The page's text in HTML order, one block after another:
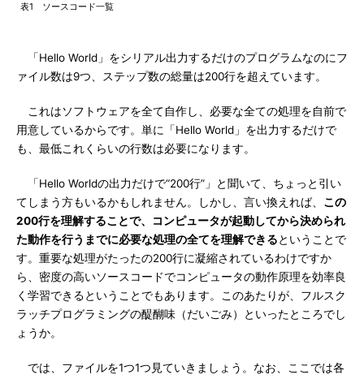
表1 ソースコード一覧
「Hello World」をシリアル出力するだけのプログラムなのにフ
ァイル数は9つ、ステップ数の総量は200行を超えています。
これはソフトウェアを全て自作し、必要な全ての処理を自前で
用意しているからです。単に「Hello World」を出力するだけで
も、最低これくらいの行数は必要になります。
「Hello Worldの出力だけで“200行”」と聞いて、ちょっと引い
てしまう方もいるかもしれません。しかし、言い換えれば、 この
200行を理解することで、コンピュータが起動してから決められ
た動作を行うまでに必要な処理の全てを理解できるということで
す。重要な処理がたったの200行に凝縮されているわけですか
ら、密度の高いソースコードでコンピュータの動作原理を効率良
く学習できるということでもあります。このあたりが、フルスク
ラッチプログラミングの醍醐味（だいごみ）といったところでし
ょうか。
では、ファイルを1つ1つ見ていきましょう。なお、ここでは各